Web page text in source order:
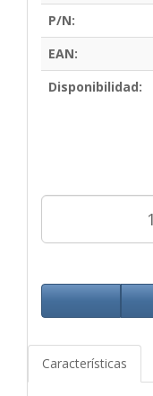
P/N:
EAN:
Disponibilidad:
Características